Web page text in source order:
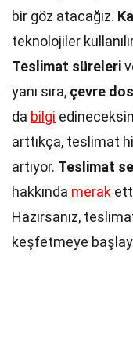
bir göz atacağız.
teknolojiler
Teslimat süreleri
yanı sıra, çevre
da bilgi
arttıkça, teslimat
artıyor. Teslimat
hakkında merak
Hazırsanız,
keşfetmeye